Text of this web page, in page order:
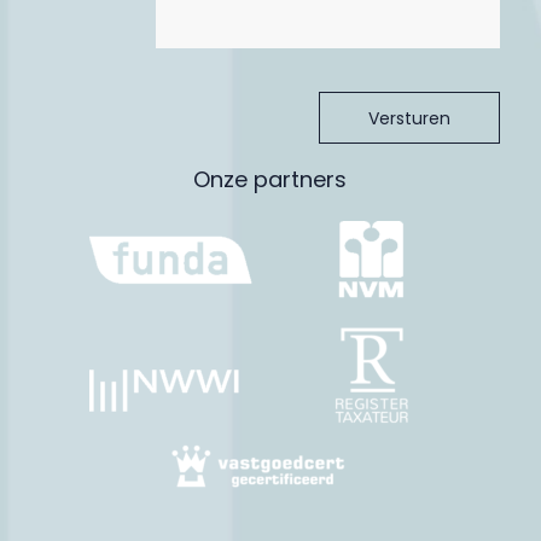
Benieuwd naar de mogelijkheden van deze woning? Neem
contact op voor een bezichtiging en ontdek zelf de ruimte, rust
Ligging
De woning is gelegen in de rustige woonwijk De Voldijn. Een
gewilde locatie gezien de afstand tot voorzieningen en groene
Het dorp Waalre ligt aan de zuidelijke rand van Eindhoven en
voor intimi ook wel ‘de groenfontein van de Kempen’
genoemd. De dorpskern Den Hof ligt op een paar minuten
afstand van de woning en beschikt over allerlei voorzieningen
die u kunnen voorzien in de dagelijkse behoeften zoals een
supermarkt, bakker, slager, drogist e.d.
Onze partners